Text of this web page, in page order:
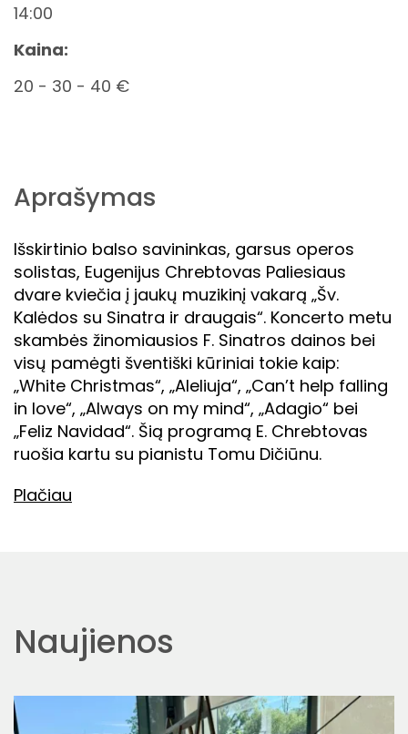
14:00
Kaina:
20 - 30 - 40 €
Aprašymas
Išskirtinio balso savininkas, garsus operos
solistas, Eugenijus Chrebtovas Paliesiaus
dvare kviečia į jaukų muzikinį vakarą „Šv.
Kalėdos su Sinatra ir draugais“. Koncerto metu
skambės žinomiausios F. Sinatros dainos bei
visų pamėgti šventiški kūriniai tokie kaip:
„White Christmas“, „Aleliuja“, „Can’t help falling
in love“, „Always on my mind“, „Adagio“ bei
„Feliz Navidad“. Šią programą E. Chrebtovas
ruošia kartu su pianistu Tomu Dičiūnu.
Plačiau
Naujienos